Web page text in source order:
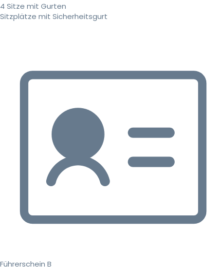
4 Sitze mit Gurten
Sitzplätze mit Sicherheitsgurt
Führerschein B